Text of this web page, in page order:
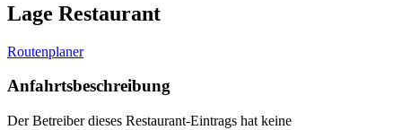
Lage Restaurant
Routenplaner
Anfahrtsbeschreibung
Der Betreiber dieses Restaurant-Eintrags hat keine